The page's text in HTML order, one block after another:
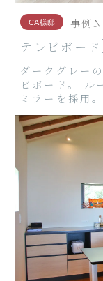
CA様邸 事例
テレビボード
ダークグレー
ビボード。 ル
ミラーを採用。